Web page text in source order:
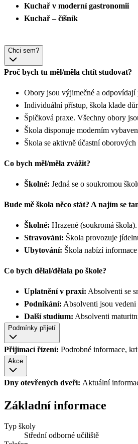
Kuchař v moderní gastronomii
Kuchař – číšník
Chci sem?
Proč bych tu měl/měla chtít studovat?
Obory jsou výjimečné a odpovídají
Individuální přístup, škola klade
Špičková praxe. Všechny obory
Škola disponuje moderním
Škola se aktivně účastní
Co bych měl/měla zvážit?
Školné: Jedná se o soukromou
Bude mě škola něco stát? A najím se
Školné: Hrazené (soukromá škola).
Stravování: Škola provozuje
Ubytování: Škola nabízí
Co bych dělal/dělala po škole?
Uplatnění v praxi: Absolventi se
Podnikání: Absolventi jsou
Další studium: Absolventi
Podmínky přijetí
Přijímací řízení: Podrobné informace,
Akce
Dny otevřených dveří: Aktuální
Základní informace
Typ školy
Střední odborné učiliště